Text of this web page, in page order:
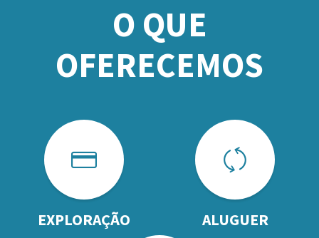
O QUE
OFERECEMOS
EXPLORAÇÃO ALUGUER